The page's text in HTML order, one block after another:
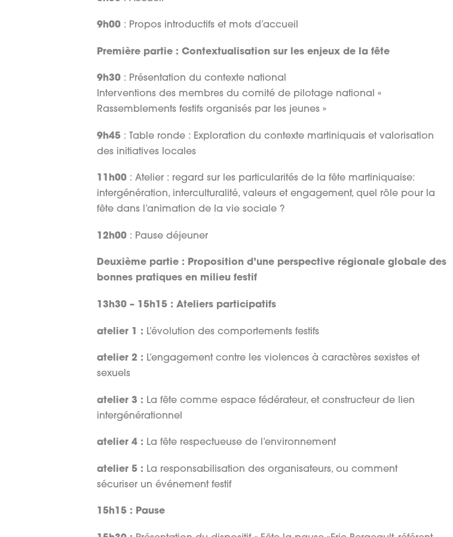
9h00 : Propos introductifs et mots d’accueil
Première partie : Contextualisation sur les enjeux de la fête
9h30 : Présentation du contexte national
Interventions des membres du comité de pilotage national «
Rassemblements festifs organisés par les jeunes »
9h45 : Table ronde : Exploration du contexte martiniquais et valorisation
des initiatives locales
11h00 : Atelier : regard sur les particularités de la fête martiniquaise:
intergénération, interculturalité, valeurs et engagement, quel rôle pour la
fête dans l’animation de la vie sociale ?
12h00 : Pause déjeuner
Deuxième partie : Proposition d’une perspective régionale globale des
bonnes pratiques en milieu festif
13h30 – 15h15 : Ateliers participatifs
atelier 1 : L’évolution des comportements festifs
atelier 2 : L’engagement contre les violences à caractères sexistes et
sexuels
atelier 3 : La fête comme espace fédérateur, et constructeur de lien
intergénérationnel
atelier 4 : La fête respectueuse de l’environnement
atelier 5 : La responsabilisation des organisateurs, ou comment
sécuriser un événement festif
15h15 : Pause